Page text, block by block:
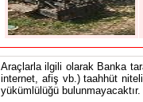
Araçlarla ilgili olarak Banka
internet, afiş vb.) taahhüt
yükümlülüğü